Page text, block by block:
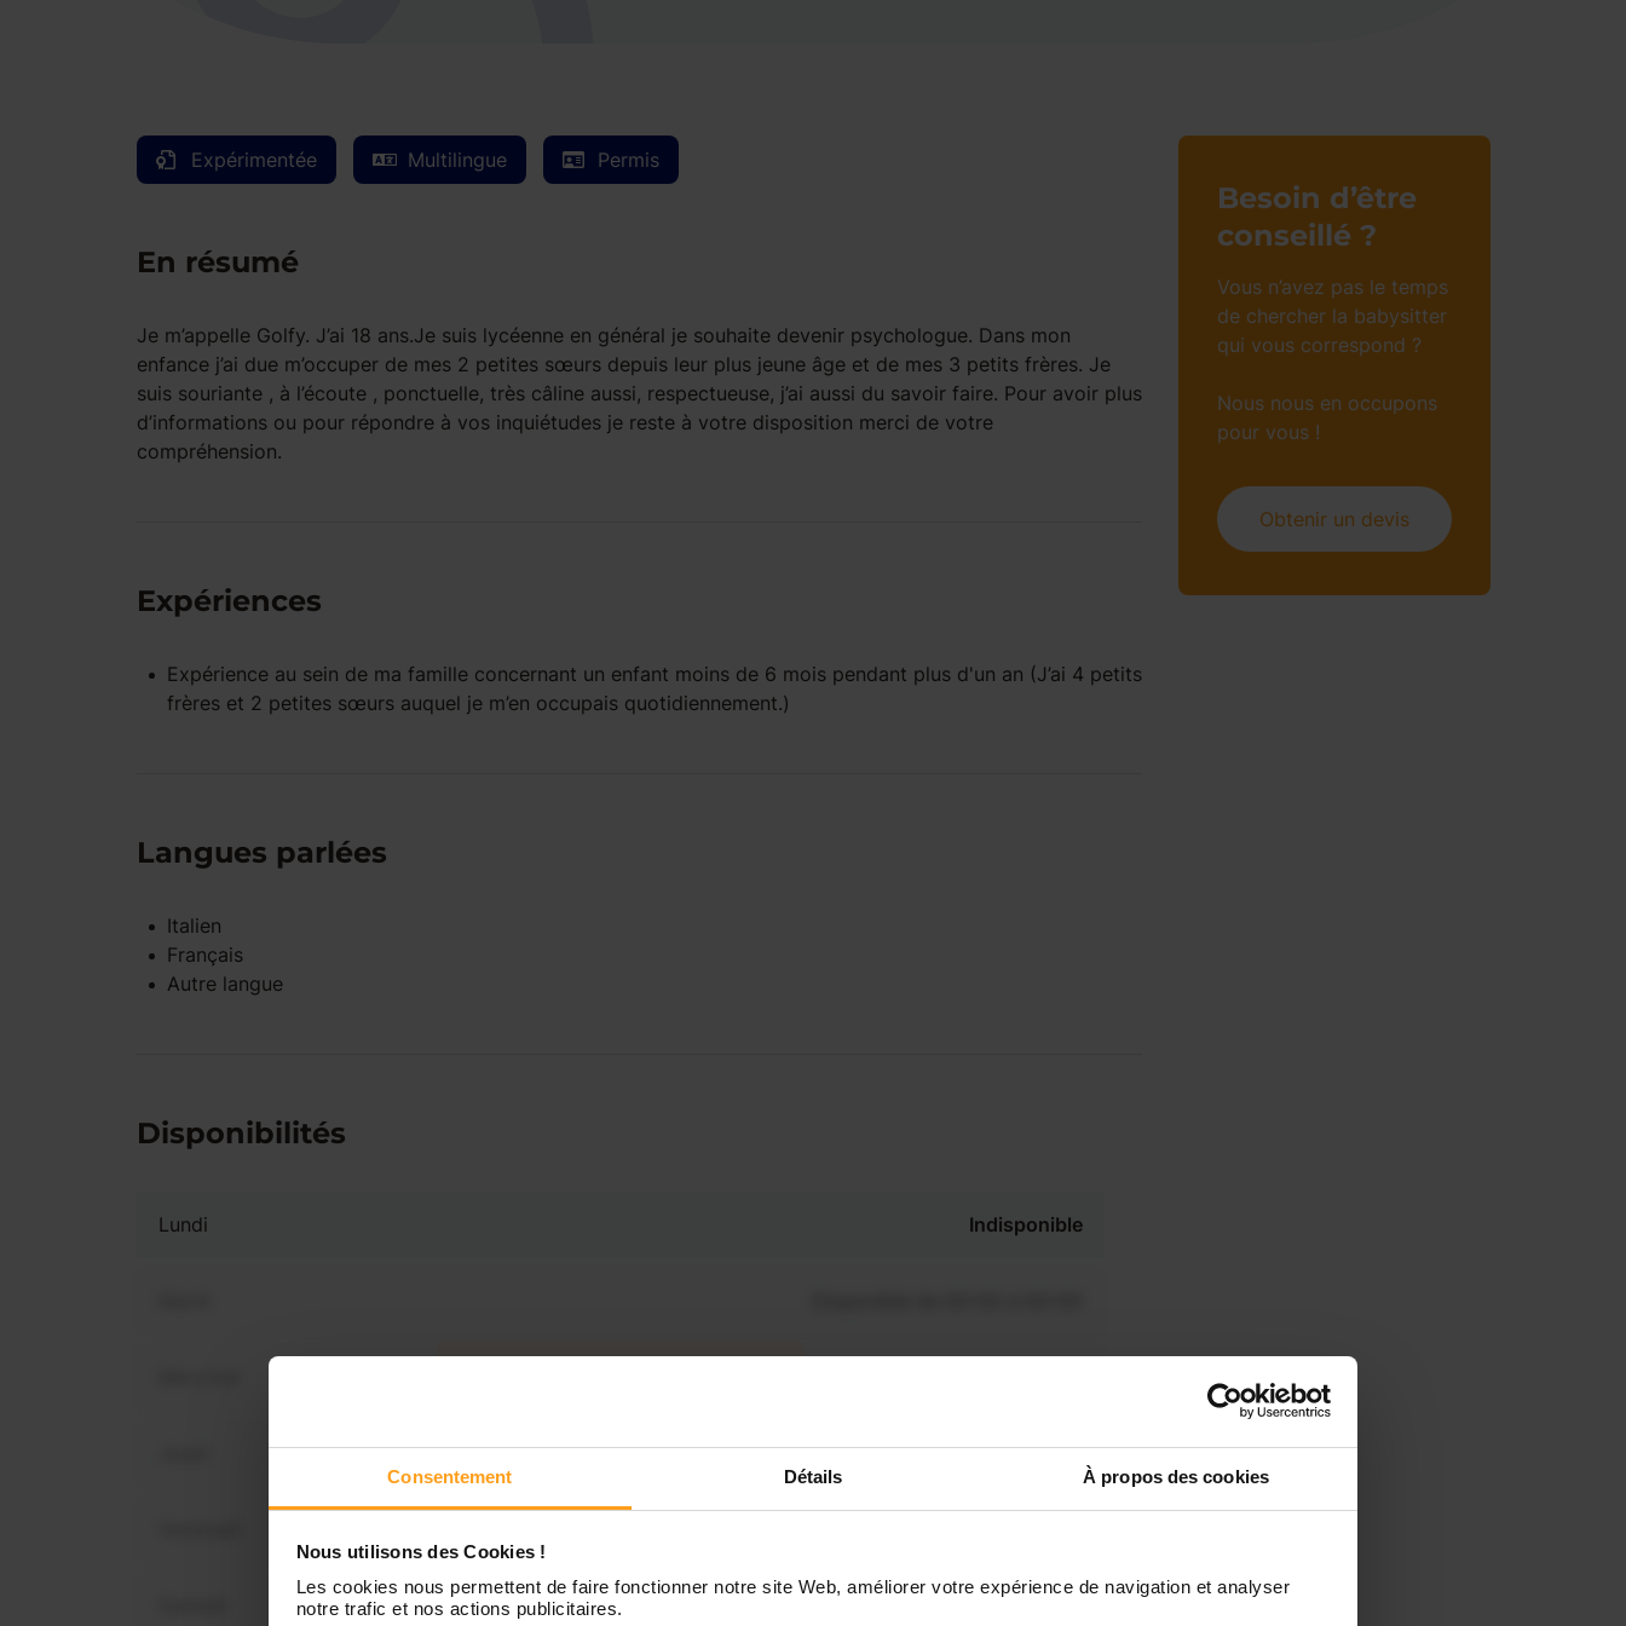
Consentement Détails À propos des cookies
Nous utilisons des Cookies !
Les cookies nous permettent de faire fonctionner notre site Web, améliorer votre expérience de navigation et analyser
notre trafic et nos actions publicitaires.
Expérimentée Multilingue Permis
En résumé
Je m’appelle Golfy. J’ai 18 ans.Je suis lycéenne en général je souhaite devenir psychologue. Dans mon
enfance j’ai due m’occuper de mes 2 petites sœurs depuis leur plus jeune âge et de mes 3 petits frères. Je
suis souriante , à l’écoute , ponctuelle, très câline aussi, respectueuse, j’ai aussi du savoir faire. Pour avoir plus
d’informations ou pour répondre à vos inquiétudes je reste à votre disposition merci de votre
compréhension.
Expériences
Expérience au sein de ma familleconcernant un enfant moins de 6 moispendant plus d'un an (J’ai 4 petits
frères et 2 petites sœurs auquel je m’en occupais quotidiennement.)
Langues parlées
Italien
Français
Autre langue
Disponibilités
Lundi Indisponible
Disponible de 00:00 à 00:00
Besoin d’être
conseillé ?
Vous n’avez pas le temps
de chercher la babysitter
qui vous correspond ?
Nous nous en occupons
pour vous !
Obtenir un devis